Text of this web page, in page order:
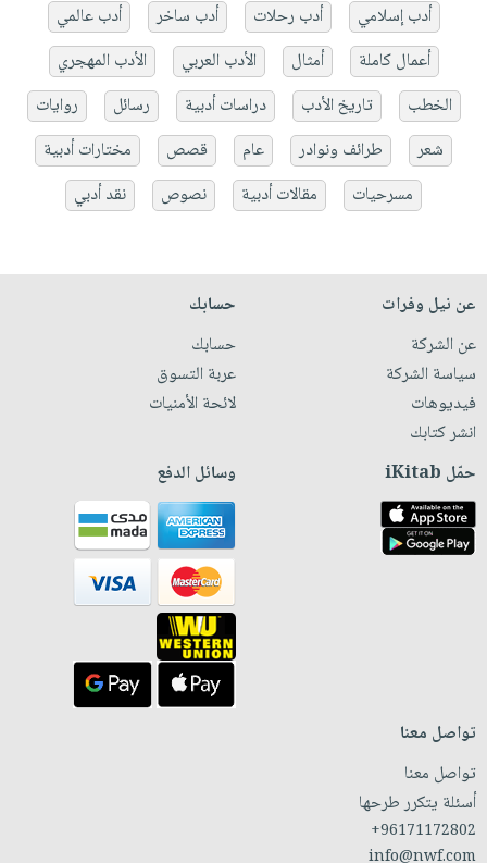
أدب إسلامي أدب رحلات أدب ساخر
أدب عالمي
أعمال كاملة
أمثال الأدب العربي
الأدب المهجري
الخطب
تاريخ الأدب دراسات أدبية رسائل
روايات
شعر
طرائف ونوادر عام قصص
مختارات أدبية
مسرحيات
مقالات أدبية نصوص نقد أدبي
عن نيل وفرات
عن الشركة
سياسة الشركة
فيديوهات
انشر كتابك
حسابك
حسابك
عربة التسوق
لائحة الأمنيات
حمّل iKitab وسائل الدفع
تواصل معنا
تواصل معنا
أسئلة يتكرر طرحها
+96171172802
info@nwf.com